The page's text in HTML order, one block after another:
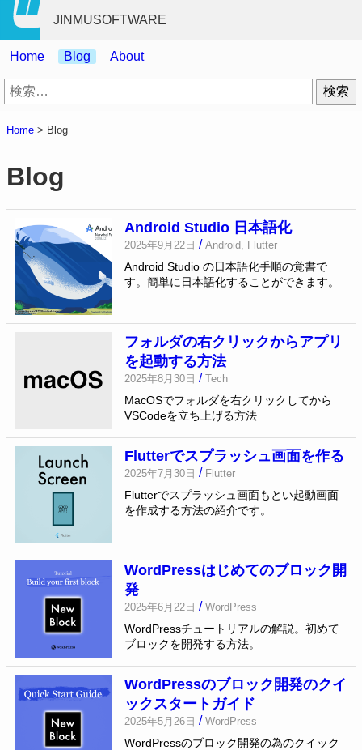
JINMUSOFTWARE
Home Blog About
検
索:
Home > Blog
Blog
Android Studio 日本語化
2025年9月22日 / Android, Flutter
Android Studio の日本語化手順の覚書で
す。簡単に日本語化することができます。
フォルダの右クリックからアプリ
を起動する方法
2025年8月30日 / Tech
MacOSでフォルダを右クリックしてから
VSCodeを立ち上げる方法
Flutterでスプラッシュ画面を作る
2025年7月30日 / Flutter
Flutterでスプラッシュ画面もとい起動画面
を作成する方法の紹介です。
WordPressはじめてのブロック開
発
2025年6月22日 / WordPress
WordPressチュートリアルの解説。初めて
ブロックを開発する方法。
WordPressのブロック開発のクイ
ックスタートガイド
2025年5月26日 / WordPress
WordPressのブロック開発の為のクイック